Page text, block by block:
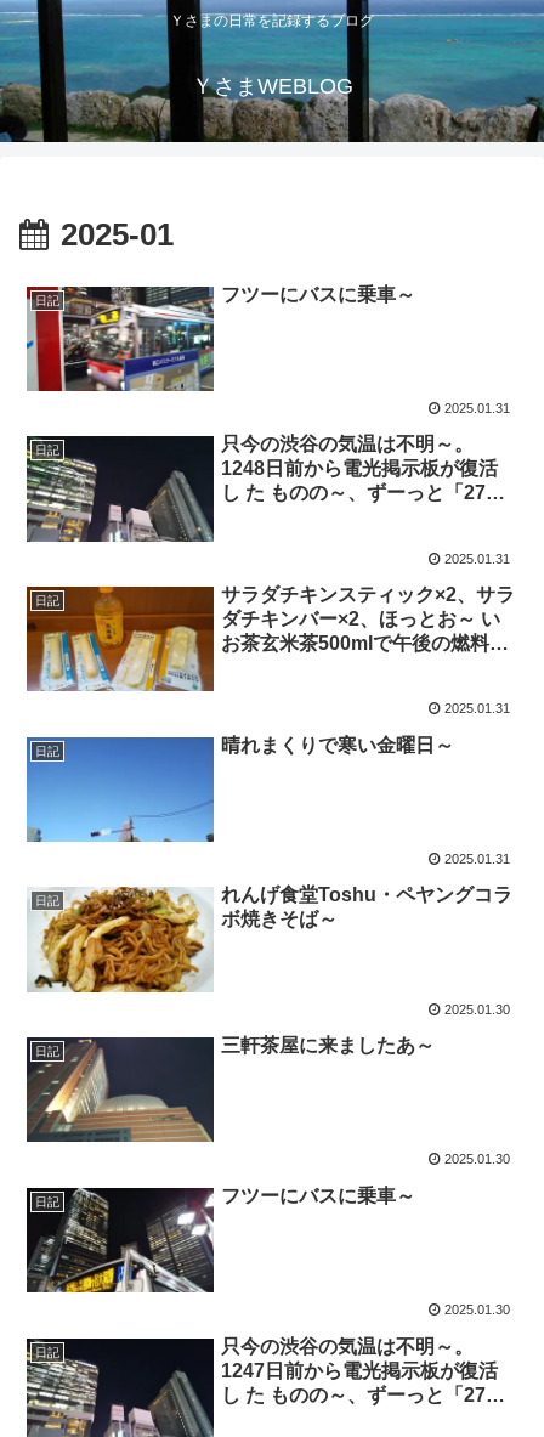
Ｙさまの日常を記録するブログ
ＹさまWEBLOG
2025-01
日記 フツーにバスに乗車～
2025.01.31
日記
只今の渋谷の気温は不明～。
1248日前から電光掲示板が復活
し た ものの～、ずーっと「27
2025.01.31
日記
サラダチキンスティック×2、サラ
ダチキンバー×2、ほっとお～ い
お茶玄米茶500mlで午後の燃料補
2025.01.31
日記 晴れまくりで寒い金曜日～
2025.01.31
日記
れんげ食堂Toshu・ペヤングコラ
ボ焼きそば～
2025.01.30
日記 三軒茶屋に来ましたあ～
2025.01.30
日記 フツーにバスに乗車～
2025.01.30
日記
只今の渋谷の気温は不明～。
1247日前から電光掲示板が復活
し た ものの～、ずーっと「27